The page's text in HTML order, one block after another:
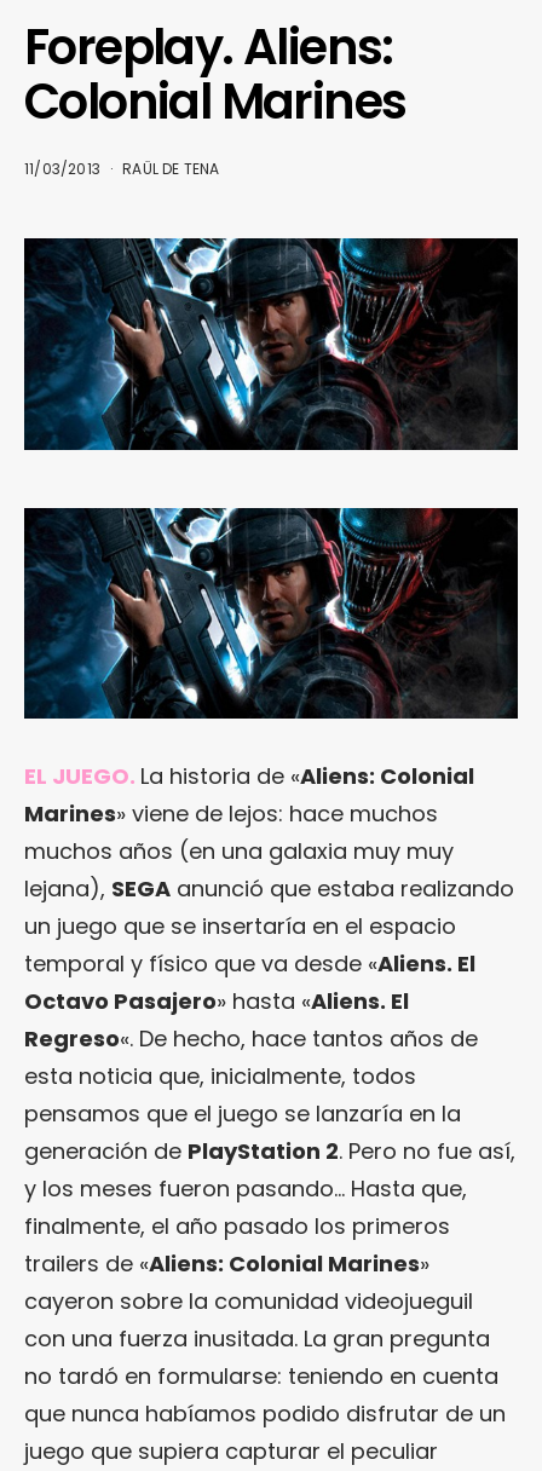
Foreplay. Aliens:
Colonial Marines
11/03/2013 RAÜL DE TENA
EL JUEGO. La historia de «Aliens: Colonial
Marines» viene de lejos: hace muchos
muchos años (en una galaxia muy muy
lejana), SEGA anunció que estaba realizando
un juego que se insertaría en el espacio
temporal y físico que va desde «Aliens. El
Octavo Pasajero» hasta «Aliens. El
Regreso«. De hecho, hace tantos años de
esta noticia que, inicialmente, todos
pensamos que el juego se lanzaría en la
generación de PlayStation 2. Pero no fue así,
y los meses fueron pasando… Hasta que,
finalmente, el año pasado los primeros
trailers de «Aliens: Colonial Marines»
cayeron sobre la comunidad videojueguil
con una fuerza inusitada. La gran pregunta
no tardó en formularse: teniendo en cuenta
que nunca habíamos podido disfrutar de un
juego que supiera capturar el peculiar